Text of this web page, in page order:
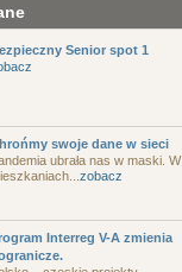
Senior spot 1
swoje dane w sieci
ubrała nas w maski. W
zobacz
Interreg V-A zmienia